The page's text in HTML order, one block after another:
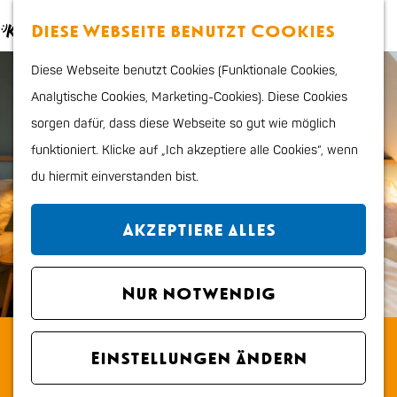
Diese Webseite benutzt Cookies
Diese Webseite benutzt Cookies (Funktionale Cookies,
Analytische Cookies, Marketing-Cookies). Diese Cookies
sorgen dafür, dass diese Webseite so gut wie möglich
funktioniert. Klicke auf „Ich akzeptiere alle Cookies“, wenn
du hiermit einverstanden bist.
Akzeptiere alles
Nur notwendig
Einstellungen ändern
G
n
S
i
e
z
u
r
K
r
t
e
S
c
h
e
n
e
n
ü
Kinder
Shoppen
Sport & Outdoor
Planen Sie Ihren Besuch
Tourismus Information
VVV
Erreichbarkeit und
Übernachten
Hunde
Region
Sleeping by van Beelen B&B